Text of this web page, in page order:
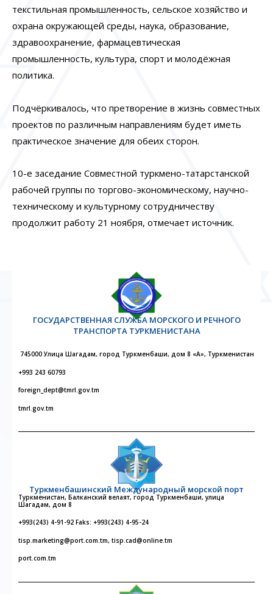
текстильная промышленность, сельское хозяйство и
охрана окружающей среды, наука, образование,
здравоохранение, фармацевтическая
промышленность, культура, спорт и молодёжная
политика.
Подчёркивалось, что претворение в жизнь совместных
проектов по различным направлениям будет иметь
практическое значение для обеих сторон.
10-е заседание Совместной туркмено-татарстанской
рабочей группы по торгово-экономическому, научно-
техническому и культурному сотрудничеству
продолжит работу 21 ноября, отмечает источник.
ГОСУДАРСТВЕННАЯ СЛУЖБА МОРСКОГО И РЕЧНОГО
ТРАНСПОРТА ТУРКМЕНИСТАНА
745000 Улица Шагадам, город Туркменбаши, дом 8 «А», Туркменистан
+993 243 60793
foreign_dept@tmrl.gov.tm
tmrl.gov.tm
Туркменбашинский Международный морской порт
Туркменистан, Балканский велаят, город Туркменбаши, улица
Шагадам, дом 8
+993(243) 4-91-92 Faks: +993(243) 4-95-24
tisp.marketing@port.com.tm, tisp.cad@online.tm
port.com.tm